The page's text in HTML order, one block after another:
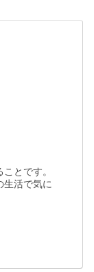
とです。
生活で気に